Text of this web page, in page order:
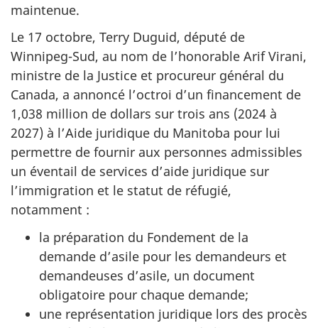
maintenue.
Le 17 octobre, Terry Duguid, député de
Winnipeg-Sud, au nom de l’honorable Arif Virani,
ministre de la Justice et procureur général du
Canada, a annoncé l’octroi d’un financement de
1,038 million de dollars sur trois ans (2024 à
2027) à l’Aide juridique du Manitoba pour lui
permettre de fournir aux personnes admissibles
un éventail de services d’aide juridique sur
l’immigration et le statut de réfugié,
notamment :
la préparation du Fondement de la
demande d’asile pour les demandeurs et
demandeuses d’asile, un document
obligatoire pour chaque demande;
une représentation juridique lors des procès